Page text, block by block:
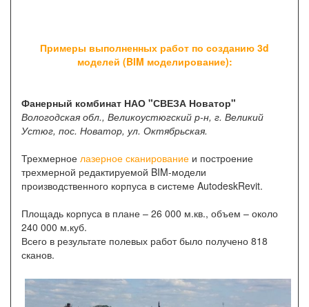
Примеры выполненных работ по созданию 3d
моделей (BIM моделирование):
Фанерный комбинат НАО "СВЕЗА Новатор"
Вологодская обл., Великоустюгский р-н, г. Великий
Устюг, пос. Новатор, ул. Октябрьская.
Трехмерное лазерное сканирование и построение
трехмерной редактируемой BIM-модели
производственного корпуса в системе AutodeskRevit.
Площадь корпуса в плане – 26 000 м.кв., объем – около
240 000 м.куб.
Всего в результате полевых работ было получено 818
сканов.